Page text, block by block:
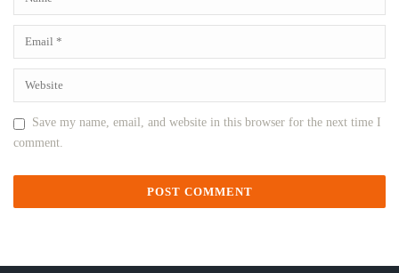
Save my name, email, and website in this browser for the next time I
comment.